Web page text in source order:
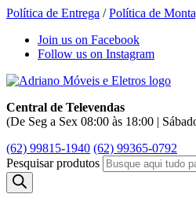
Política de Entrega /Política de
Join us on Facebook
Follow us on Instagram
Central de Televendas
(De Seg a Sex 08:00 às 18:00 |
(62) 99815-1940 (62) 99365-0792
Pesquisar produtos